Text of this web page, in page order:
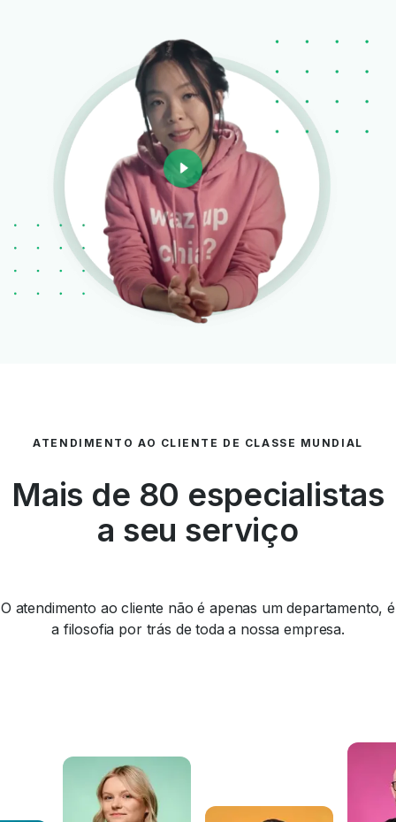
ATENDIMENTO AO CLIENTE DE CLASSE MUNDIAL
Mais de 80 especialistas
a seu serviço
O atendimento ao cliente não é apenas um departamento, é
a filosofia por trás de toda a nossa empresa.